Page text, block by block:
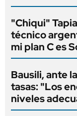
"Chiqui"
técnico
mi plan C es
Bausili, ante
tasas: "Los
niveles